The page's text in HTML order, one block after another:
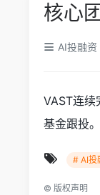
核心
AI投融资
VAST连续
基⾦跟投。
# AI投
© 版权声明